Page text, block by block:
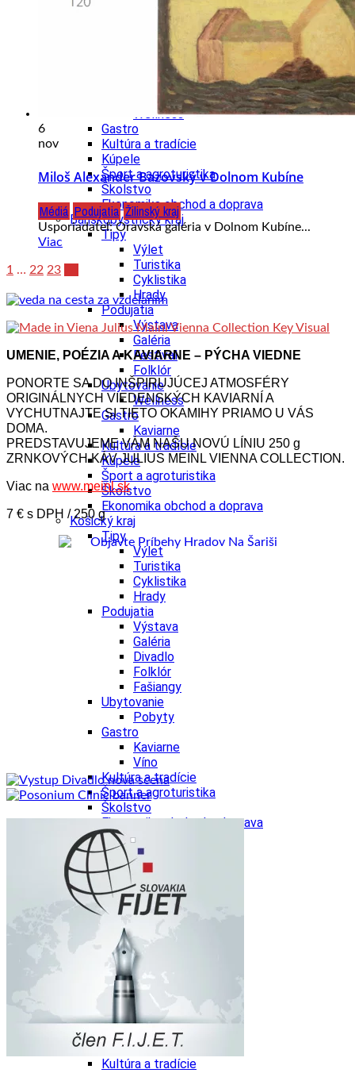
Výstava
Galéria
Festival
Folklór
Koncert
Ubytovanie
Pobyty
Wellness
Gastro
Kultúra a tradície
Kúpele
Šport a agroturistika
Školstvo
Ekonomika obchod a doprava
Banskobystrický kraj
Tipy
Výlet
Turistika
Cyklistika
Hrady
Podujatia
Výstava
Galéria
Festival
Folklór
Ubytovanie
Wellness
Gastro
Kaviarne
Kultúra a tradície
Kúpele
Šport a agroturistika
Školstvo
Ekonomika obchod a doprava
Košický kraj
Tipy
Výlet
Turistika
Cyklistika
Hrady
Podujatia
Výstava
Galéria
Divadlo
Folklór
Fašiangy
Ubytovanie
Pobyty
Gastro
Kaviarne
Víno
Kultúra a tradície
Šport a agroturistika
Školstvo
Ekonomika obchod a doprava
Prešovský kraj
Tipy
Výlet
Turistika
Cyklistika
Hrady
Podujatia
Výstava
Galéria
Folklór
Ubytovanie
Pobyty
Wellness
Gastro
Kaviarne
Kultúra a tradície
6
nov
Miloš Alexander Bazovský v Dolnom Kubíne
Médiá Podujatia Žilinský kraj
Usporiadateľ: Oravská galéria v Dolnom Kubíne...
Viac
1 … 22 23
UMENIE, POÉZIA A KAVIARNE – PÝCHA VIEDNE
PONORTE SA DO INŠPIRUJÚCEJ ATMOSFÉRY
ORIGINÁLNYCH VIEDENSKÝCH KAVIARNÍ A
VYCHUTNAJTE SI TIETO OKAMIHY PRIAMO U VÁS
DOMA.
PREDSTAVUJEME VÁM NAŠU NOVÚ LÍNIU 250 g
ZRNKOVÝCH KÁV JULIUS MEINL VIENNA COLLECTION.
Viac na www.meinl.sk
7 € s DPH / 250 g